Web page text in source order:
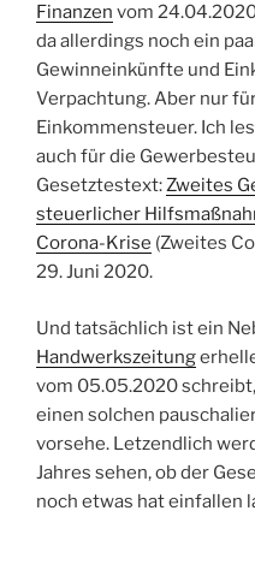
Finanzen vom
da allerdings noch ein
Gewinneinkünfte und
Verpachtung. Aber nur
Einkommensteuer. Ich
auch für die
Gesetztestext:Zweites
steuerlicher
Corona-Krise (Zweites
29. Juni 2020.
Und tatsächlich ist ein
Handwerkszeitung
vom 05.05.2020
einen solchen
vorsehe. Letzendlich
Jahres sehen, ob der
noch etwas hat einfallen